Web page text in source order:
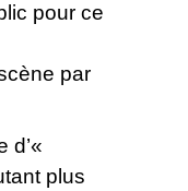
pour ce
par
d’«
plus